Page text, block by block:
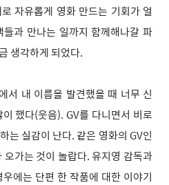
자유롭게 영화 만드는 기회가 얼
과 만나는 일까지 함께해나갈 파
생각하게 되었다.
서 내 이름을 발견했을 때 너무 신
했다(웃음). GV를 다니면서 비로
는 실감이 난다. 같은 영화의 GV인
가는 것이 놀랍다. 유지영 감독과
에는 단편 한 작품에 대한 이야기